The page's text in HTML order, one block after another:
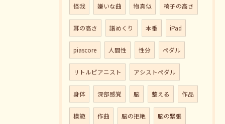
怪我 嫌いな曲 物真似 椅子の高さ
耳の高さ 譜めくり 本番 iPad
piascore 人間性 性分 ペダル
リトルピアニスト アシストペダル
身体 深部感覚 脳 整える 作品
模範 作曲 脳の拒絶 脳の緊張